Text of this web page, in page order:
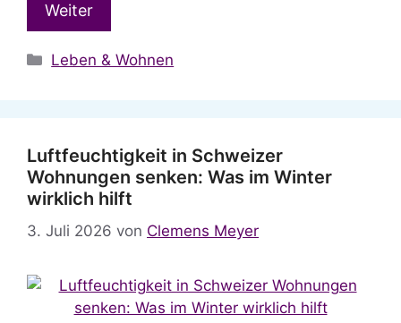
Weiter
Kategorien
Leben & Wohnen
Luftfeuchtigkeit in Schweizer
Wohnungen senken: Was im Winter
wirklich hilft
3. Juli 2026 von Clemens Meyer